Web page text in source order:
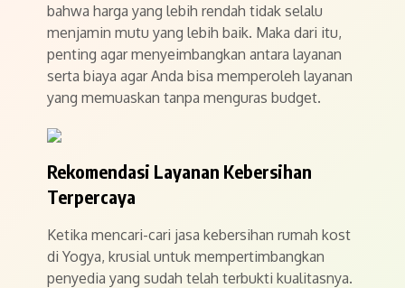
bahwa harga yang lebih rendah tidak selalu
menjamin mutu yang lebih baik. Maka dari itu,
penting agar menyeimbangkan antara layanan
serta biaya agar Anda bisa memperoleh layanan
yang memuaskan tanpa menguras budget.
Rekomendasi Layanan Kebersihan
Terpercaya
Ketika mencari-cari jasa kebersihan rumah kost
di Yogya, krusial untuk mempertimbangkan
penyedia yang sudah telah terbukti kualitasnya.